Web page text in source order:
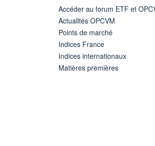
Accéder au forum ETF et
Actualités OPCVM
Points de marché
Indices France
Indices internationaux
Matières premières